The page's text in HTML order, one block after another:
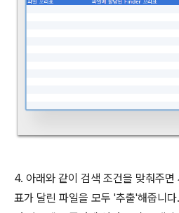
4. 아래와 같이 검색 조건을 맞춰주면
표가 달린 파일을 모두 '추출'해줍니